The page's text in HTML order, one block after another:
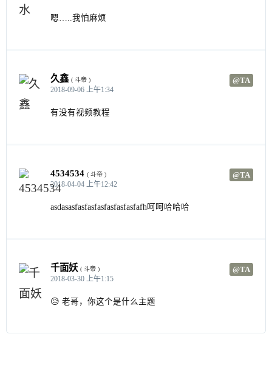
嗯…..我怕麻烦
久鑫 @TA
( 斗帝 )
2018-09-06 上午1:34
有没有视频教程
4534534 @TA
( 斗帝 )
2018-04-04 上午12:42
asdasasfasfasfasfasfasfasfafh呵呵哈哈哈
千面妖 @TA
( 斗帝 )
2018-03-30 上午1:15
😥 老哥，你这个是什么主题